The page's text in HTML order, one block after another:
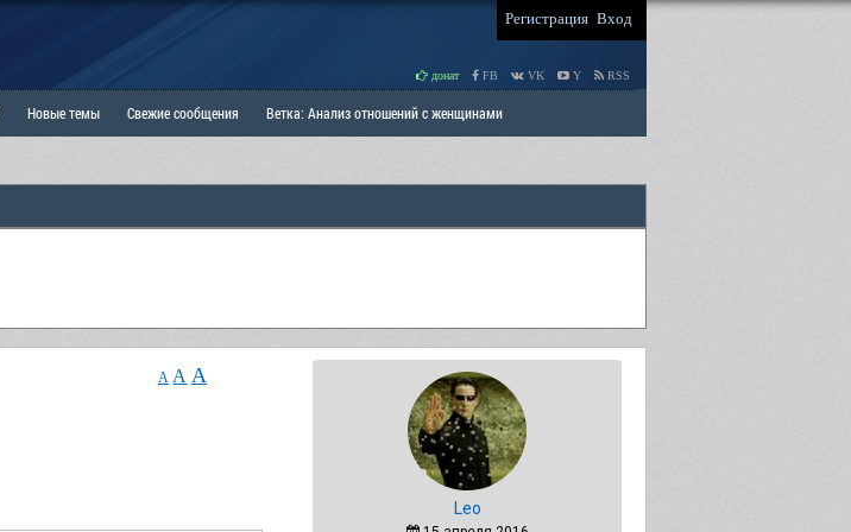
Регистрация Вход
донат FB VK Y RSS
Новые темы Свежие сообщения Ветка: Анализ отношений с женщинами
A A A
Leo